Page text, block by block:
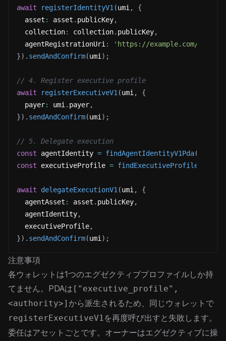
await
registerIdentityV1 (umi ,
{
  asset
: asset . publicKey,
  collection
: collection. publicKey,
  agentRegistrationUri
:
'https://example.com/
}) . sendAndConfirm(umi ) ;
// 4. Register executive profile
await
registerExecutiveV1 (umi ,
{
  payer
: umi . payer,
}) . sendAndConfirm(umi ) ;
// 5. Delegate execution
const agentIdentity = findAgentIdentityV1Pda(
const executiveProfile = findExecutiveProfileV1Pda
await delegateExecutionV1 (umi ,
{
  agentAsset
: asset . publicKey,
  agentIdentity
,
  executiveProfile
,
}) . sendAndConfirm(umi ) ;
注意事項
各ウォレットは1つのエグゼクティブプロファイルしか持
てません。PDAは ["executive_profile",
<authority>] から派生されるため、同じウォレットで
registerExecutiveV1を再度呼び出すと失敗します。
委任はアセットごとです。オーナーはエグゼクティブに操